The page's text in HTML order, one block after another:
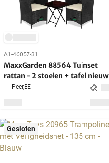
A1-46057-31
MaxxGarden 88564 Tuinset
rattan - 2 stoelen + tafel nieuw
Peer,BE
Gesloten